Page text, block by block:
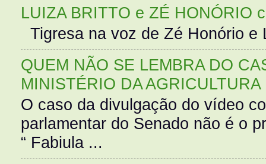
LUIZA BRITTO e ZÉ HONÓRIO
Tigresa na voz de Zé Honório
QUEM NÃO SE LEMBRA DO
MINISTÉRIO DA AGRICULTURA
O caso da divulgação do vídeo
parlamentar do Senado não é o
“ Fabiula ...